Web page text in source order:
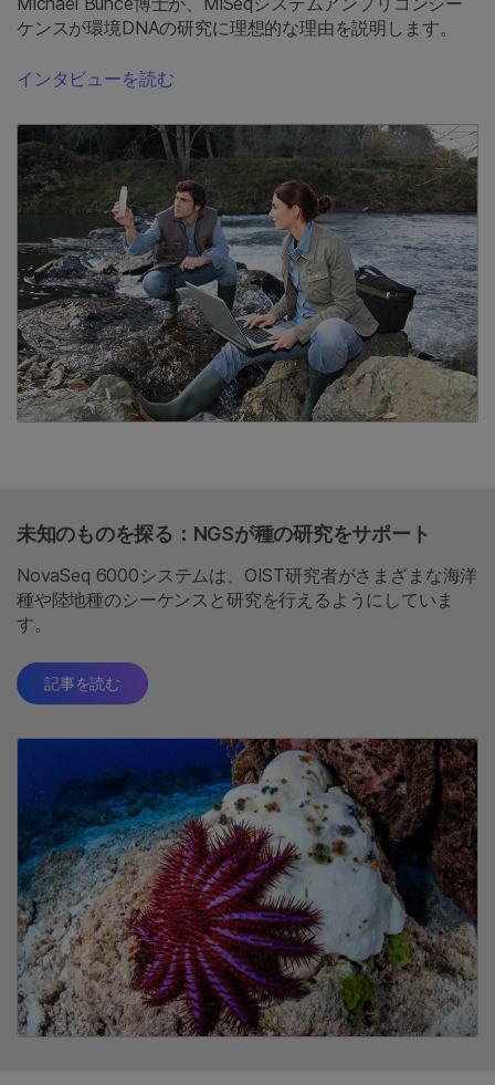
ケンスが環境DNAの研究に理想的な理由を説明します。
インタビューを読む
未知のものを探る：NGSが種の研究をサポート
NovaSeq 6000システムは、OIST研究者がさまざまな海洋
種や陸地種のシーケンスと研究を行えるようにしていま
す。
記事を読む